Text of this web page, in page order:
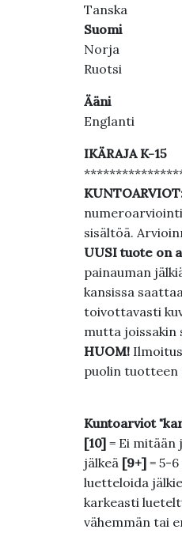
Tanska
Suomi
Norja
Ruotsi
Ääni
Englanti
IKÄRAJA K-15
numeroarviointi
sisältöä.
UUSI tuote on
painauman
kansissa
toivottavasti
mutta joissakin
HUOM!
puolin tuotteen
Kuntoarviot
[10]= Ei mitään
jälkeä [9+]= 5-6
luetteloida
karkeasti
vähemmän tai